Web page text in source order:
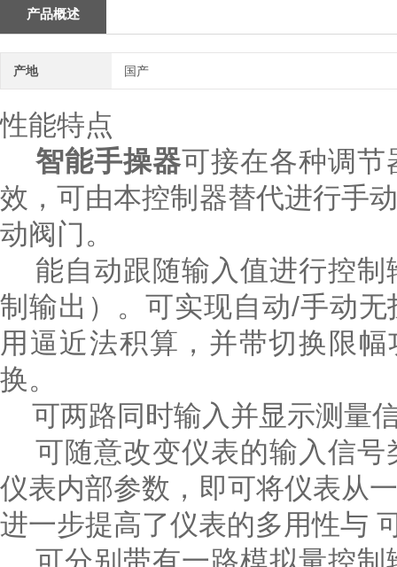
产品概述
产地 国产
性能特点
智能手操器可接在各种调节
效，可由本控制器替代进行手
动阀门。
能自动跟随输入值进行控制
制输出）。可实现自动/手动
用逼近法积算，并带切换限
换。
可两路同时输入并显示测量
可随意改变仪表的输入信号
仪表内部参数，即可将仪表从
进一步提高了仪表的多用性与